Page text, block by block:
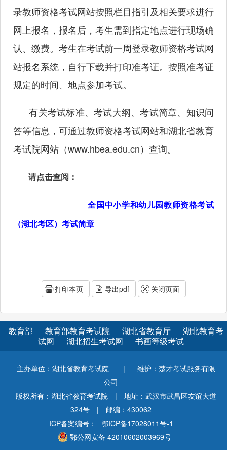
录教师资格考试网站按照栏目指引及相关要求进行
网上报名，报名后，考生需到指定地点进行现场确
认、缴费。考生在考试前一周登录教师资格考试网
站报名系统，自行下载并打印准考证。按照准考证
规定的时间、地点参加考试。
有关考试标准、考试大纲、考试简章、知识问
答等信息，可通过教师资格考试网站和湖北省教育
考试院网站（www.hbea.edu.cn）查询。
请点击查阅：
全国中小学和幼儿园教师资格考试
（湖北考区）考试简章
打印本页 导出pdf 关闭页面
教育部 教育部教育考试院 湖北省教育厅
湖北教育考
试网
湖北招生考试网 书画等级考试
主办单位：湖北省教育考试院 |
维护：楚才考试服务有限
公司
版权所有：湖北省教育考试院
|
地址：武汉市武昌区友谊大道
324号
|
邮编：430062
ICP备案编号：
鄂ICP备17028011号-1
鄂公网安备 42010602003969号